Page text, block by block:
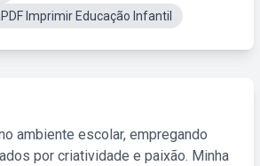
Imprimir Educação Infantil
ambiente escolar, empregando
por criatividade e paixão. Minha